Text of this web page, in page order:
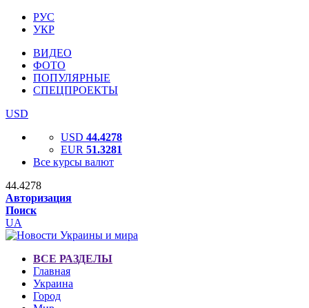
РУС
УКР
ВИДЕО
ФОТО
ПОПУЛЯРНЫЕ
СПЕЦПРОЕКТЫ
USD
USD 44.4278
EUR 51.3281
Все курсы валют
44.4278
Авторизация
Поиск
UA
ВСЕ РАЗДЕЛЫ
Главная
Украина
Город